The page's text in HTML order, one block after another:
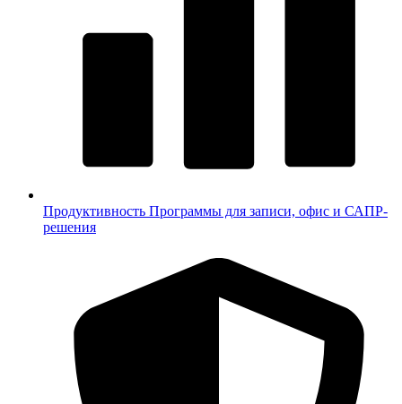
Продуктивность Программы для записи, офис и САПР-
решения